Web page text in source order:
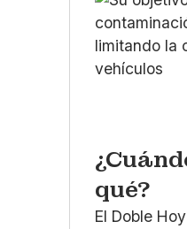
qué?
El Doble